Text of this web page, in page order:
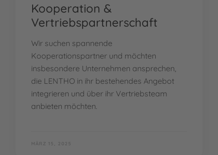
Kooperation &
Vertriebspartnerschaft
Wir suchen spannende
Kooperationspartner und möchten
insbesondere Unternehmen ansprechen,
die LENTHO in ihr bestehendes Angebot
integrieren und über ihr Vertriebsteam
anbieten möchten.
MÄRZ 15, 2025